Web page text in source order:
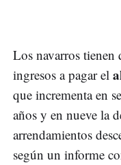
Los navarros tienen
ingresos a pagar el
que incrementa en
años y en nueve la
arrendamientos
según un informe